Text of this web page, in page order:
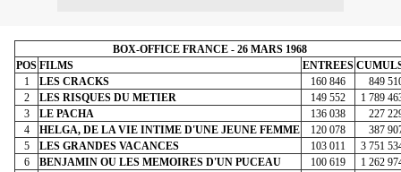
BOX-OFFICE FRANCE - 26 MARS 1968
POS FILMS ENTREES
1
LES CRACKS 160 846
849
2
LES RISQUES DU METIER 149 552
1 789
3
LE PACHA 136 038
227
4
HELGA, DE LA VIE INTIME D'UNE JEUNE FEMME 120 078
387
5
LES GRANDES VACANCES 103 011
3 751
6
BENJAMIN OU LES MEMOIRES D'UN PUCEAU 100 619
1 262